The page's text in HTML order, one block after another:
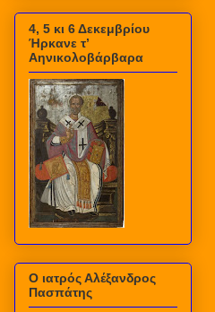
4, 5 κι 6 Δεκεμβρίου
Ήρκανε τ’
Αηνικολοβάρβαρα
Ο ιατρός Αλέξανδρος
Πασπάτης